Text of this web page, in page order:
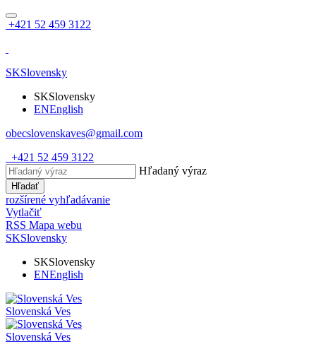
+421 52 459 3122
SKSlovensky
SKSlovensky
ENEnglish
obecslovenskaves@gmail.com
+421 52 459 3122
Hľadaný výraz
Hľadať
rozšírené vyhľadávanie
Vytlačiť
RSS Mapa webu
SKSlovensky
SKSlovensky
ENEnglish
Slovenská Ves
Slovenská Ves